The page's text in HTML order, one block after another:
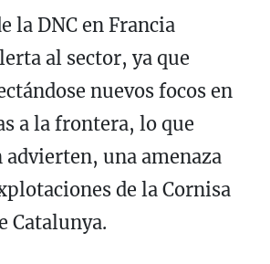
la DNC en Francia
al sector, ya que
nuevos focos en
a la frontera, lo que
advierten, una amenaza
de la Cornisa
Catalunya.